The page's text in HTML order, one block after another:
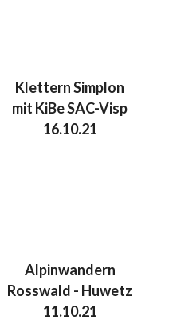
Klettern Simplon
mit KiBe SAC-Visp
16.10.21
Alpinwandern
Rosswald - Huwetz
11.10.21